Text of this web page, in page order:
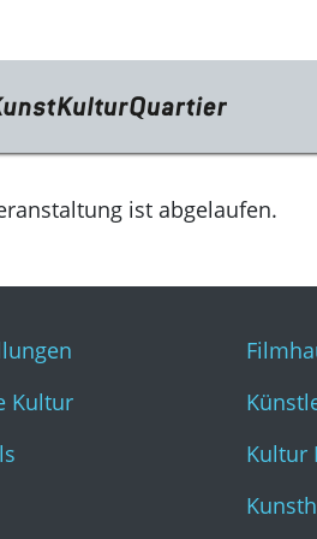
& Diskurs
ist abgelaufen.
Kultur
Kultur